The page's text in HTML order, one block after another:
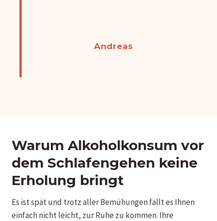
Andreas
Warum Alkoholkonsum vor
dem Schlafengehen keine
Erholung bringt
Es ist spät und trotz aller Bemühungen fällt es Ihnen
einfach nicht leicht, zur Ruhe zu kommen. Ihre